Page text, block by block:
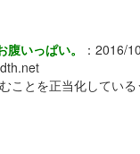
いっぱい。 ： 2016/
ことを正当化してい